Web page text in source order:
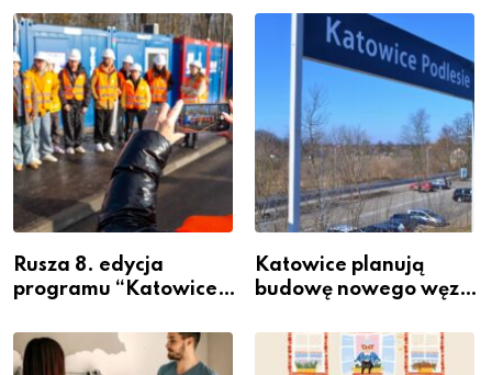
Rusza 8. edycja
programu “Katowice
– nabór dla
przedsiębiorców
Katowice planują
budowę nowego węzła
Podlesiu